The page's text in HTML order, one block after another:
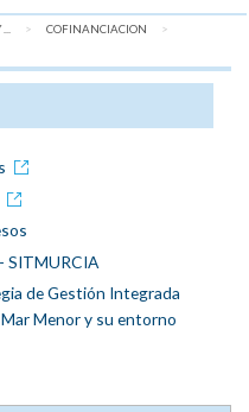
COFINANCIACION
SITMURCIA
de Gestión Integrada
Menor y su entorno